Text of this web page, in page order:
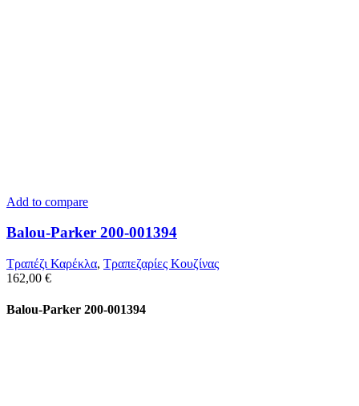
Add to compare
Balou-Parker 200-001394
Τραπέζι Καρέκλα, Τραπεζαρίες Κουζίνας
162,00 €
Balou-Parker 200-001394